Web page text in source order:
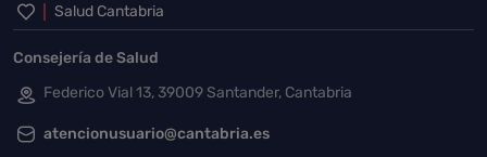
Inicio del pie de página
Salud Cantabria
Consejería de Salud
Federico Vial 13, 39009 Santander, Cantabria
atencionusuario@cantabria.es